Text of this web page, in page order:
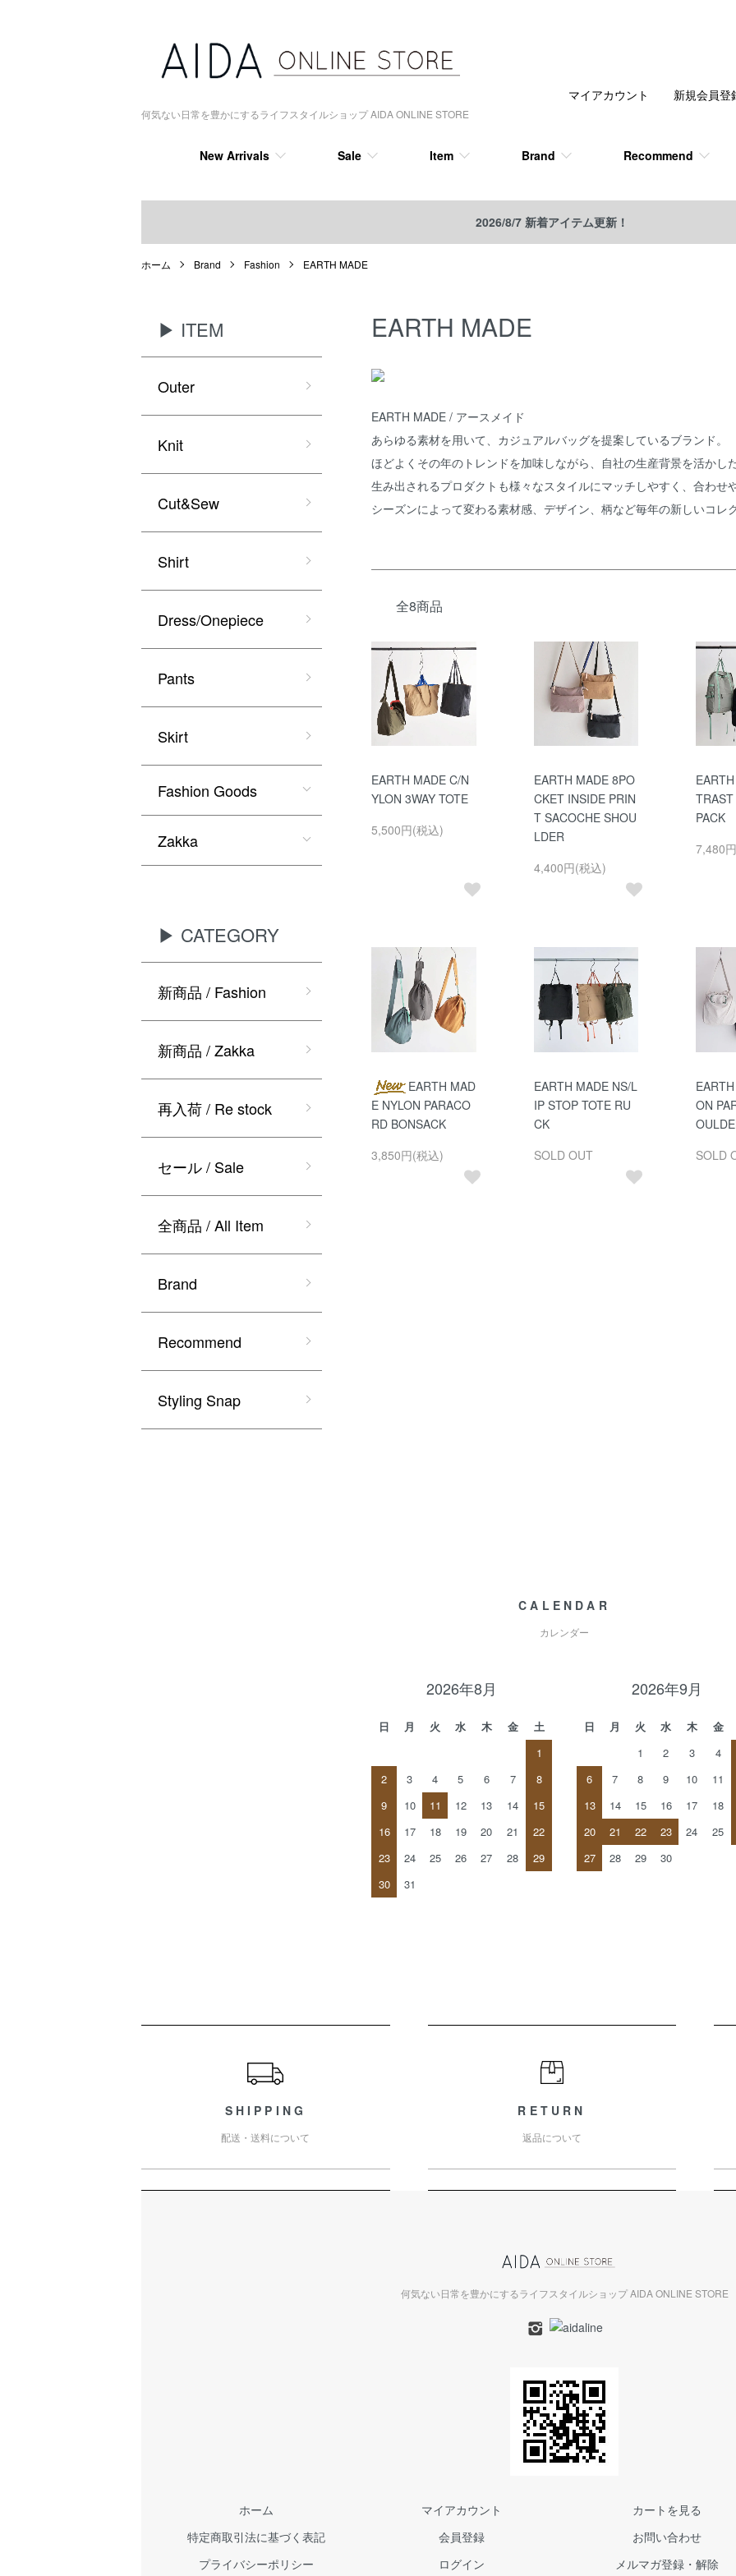
何気ない日常を豊かにするライフスタイルショップ AIDA ONLINE STORE
New Arrivals Sale Item Brand Recommend
マイアカウント 新規会員登
2026/8/7 新着アイテム更新！
ホーム Brand Fashion EARTH MADE
EARTH MADE
EARTH MADE / アースメイド
あらゆる素材を用いて、カジュアルバッグを提案しているブランド。
ほどよくその年のトレンドを加味しながら、自社の生産背景を活かし
生み出されるプロダクトも様々なスタイルにマッチしやすく、合わせ
シーズンによって変わる素材感、デザイン、柄など毎年の新しいコレ
全8商品
EARTH MADE C/N
YLON 3WAY TOTE
5,500円(税込)
EARTH MADE 8PO
CKET INSIDE PRIN
T SACOCHE SHOU
LDER
4,400円(税込)
PACK
7,480
EARTH MAD
E NYLON PARACO
RD BONSACK
3,850円(税込)
EARTH MADE NS/L
IP STOP TOTE RU
CK
SOLD OUT
ON
SOLD
▶ ITEM
Outer
Knit
Cut&Sew
Shirt
Dress/Onepiece
Pants
Skirt
Fashion Goods
Zakka
▶ CATEGORY
新商品 / Fashion
新商品 / Zakka
再入荷 / Re stock
セール / Sale
全商品 / All Item
Brand
Recommend
Styling Snap
CALENDAR
カレンダー
2026年8月
日 月 火 水 木 金
土
1
2
3 4 5 6 7
8
9
10 11 12 13 14
15
16
17 18 19 20 21
22
23
24 25 26 27 28
29
30
31
2026年9月
日 月 火 水 木 金
1
2 3 4
6
7 8 9 10 11
13
14 15 16 17 18
20
21 22 23 24 25
27
28 29 30
SHIPPING
配送・送料について
RETURN
返品について
何気ない日常を豊かにするライフスタイルショップ AIDA ONLINE STORE
ホーム
特定商取引法に基づく表記
プライバシーポリシー
マイアカウント
会員登録
ログイン
カートを見る
お問い合わせ
メルマガ登録・解除